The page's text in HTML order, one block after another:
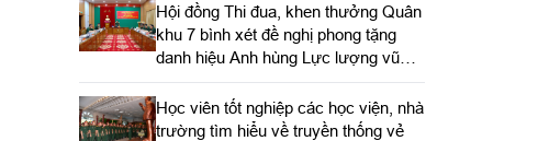
Hội đồng Thi đua, khen thưởng Quân
khu 7 bình xét đề nghị phong tặng
danh hiệu Anh hùng Lực lượng vũ
trang nhân dân
Học viên tốt nghiệp các học viện, nhà
trường tìm hiểu về truyền thống vẻ